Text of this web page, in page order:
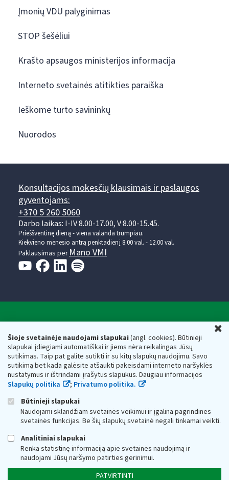
Šioje svetainėje naudojami slapukai(angl. cookies). Būtinieji
slapukai įdiegiami automatiškai ir jiems nėra reikalingas Jūsų
sutikimas. Taip pat galite sutikti ir su kitų slapukų naudojimu. Savo
sutikimą bet kada galėsite atšaukti pakeisdami interneto naršyklės
nustatymus ir ištrindami įrašytus slapukus. Daugiau informacijos
Slapukų politika
; Privatumo politika.
Būtinieji slapukai
Naudojami sklandžiam svetainės veikimui ir įgalina pagrindines
svetainės funkcijas. Be šių slapukų svetainė negali tinkamai veikti.
Analitiniai slapukai
Renka statistinę informaciją apie svetainės naudojimą ir
naudojami Jūsų naršymo patirties gerinimui.
PATVIRTINTI
Įmonių VDU palyginimas
STOP šešėliui
Krašto apsaugos ministerijos informacija
Interneto svetainės atitikties paraiška
Ieškome turto savininkų
Nuorodos
Konsultacijos mokesčių klausimais ir paslaugos
gyventojams:
+370 5 260 5060
Darbo laikas: I-IV 8.00-17.00, V 8.00-15.45.
Prieššventinę dieną - viena valanda trumpiau.
Kiekvieno mėnesio antrą penktadienį 8.00 val. - 12.00 val.
Paklausimas per Mano VMI
Respublikos finansų ministerijos
Biudžetinė įstaiga. Juridinio asmens kodas — 188659752,
adresas: Vasario 16-osios g. 14, 01107 Vilnius, Lietuva, el.paštas:
vmi@vmi.lt, E. pristatymo dėžutės adresas 188659752
Duomenys apie Valstybinę mokesčių inspekciją prie Lietuvos
Respublikos finansų ministerijos kaupiami ir saugomi Juridinių